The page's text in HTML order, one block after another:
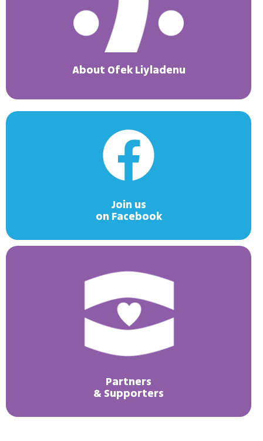
About Ofek Liyladenu
Join us
on Facebook
Partners
& Supporters